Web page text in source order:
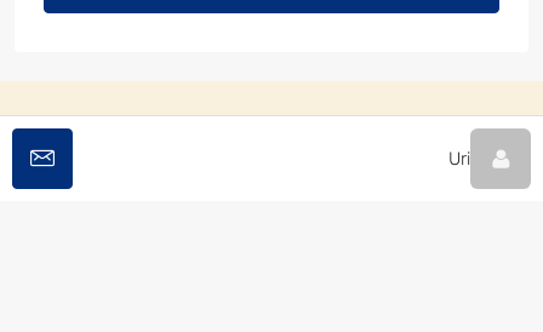
Uri